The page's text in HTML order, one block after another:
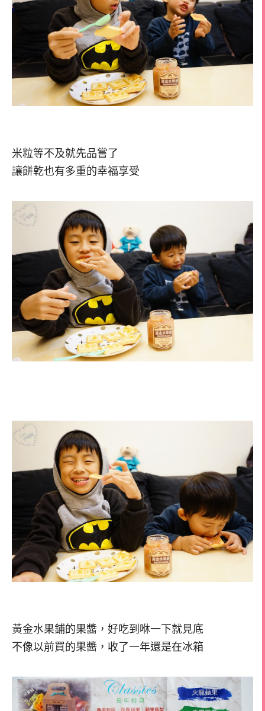
米粒等不及就先品嘗了
讓餅乾也有多重的幸福享受
黃金水果鋪的果醬，好吃到咻一下就見底
不像以前買的果醬，收了一年還是在冰箱